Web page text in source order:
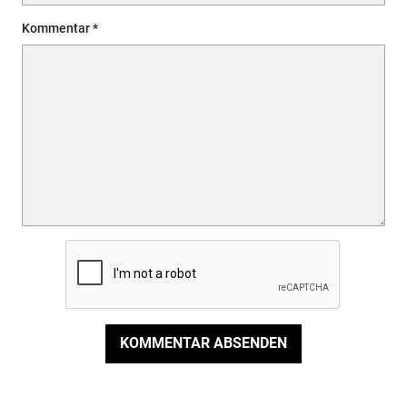
Kommentar
KOMMENTAR ABSENDEN